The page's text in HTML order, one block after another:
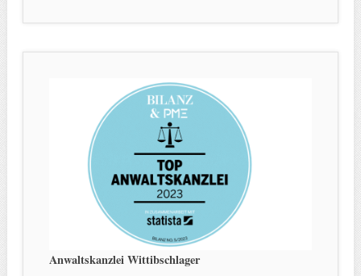
Anwaltskanzlei Wittibschlager